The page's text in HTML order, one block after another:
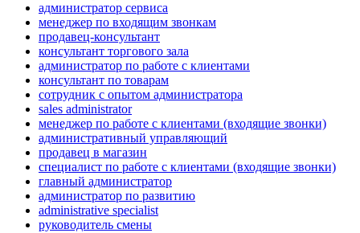
администратор сервиса
менеджер по входящим звонкам
продавец-консультант
консультант торгового зала
администратор по работе с клиентами
консультант по товарам
сотрудник с опытом администратора
sales administrator
менеджер по работе с клиентами (входящие звонки)
административный управляющий
продавец в магазин
специалист по работе с клиентами (входящие звонки)
главный администратор
администратор по развитию
administrative specialist
руководитель смены